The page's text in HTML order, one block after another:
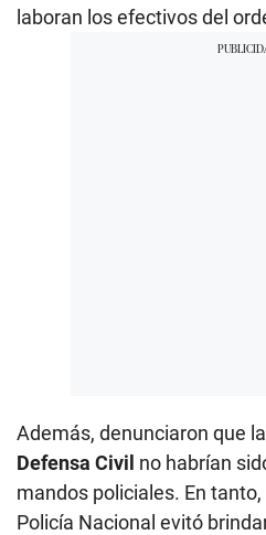
laboran los efectivos del
Además, denunciaron que
Defensa Civil no habrían
mandos policiales. En
Policía Nacional evitó